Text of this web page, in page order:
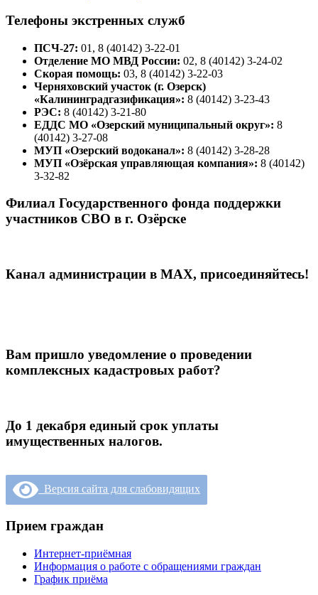
Телефоны экстренных служб
ПСЧ-27: 01, 8 (40142) 3-22-01
Отделение МО МВД России: 02, 8 (40142) 3-24-02
Скорая помощь: 03, 8 (40142) 3-22-03
Черняховский участок (г. Озерск)
«Калининградгазификация»: 8 (40142) 3-23-43
РЭС: 8 (40142) 3-21-80
ЕДДС МО «Озерский муниципальный округ»: 8
(40142) 3-27-08
МУП «Озерский водоканал»: 8 (40142) 3-28-28
МУП «Озёрская управляющая компания»: 8 (40142)
3-32-82
Филиал Государственного фонда поддержки
участников СВО в г. Озёрске
Канал администрации в МАХ, присоединяйтесь!
Вам пришло уведомление о проведении
комплексных кадастровых работ?
До 1 декабря единый срок уплаты
имущественных налогов.
Версия сайта для слабовидящих
Прием граждан
Интернет-приёмная
Информация о работе с обращениями граждан
График приёма